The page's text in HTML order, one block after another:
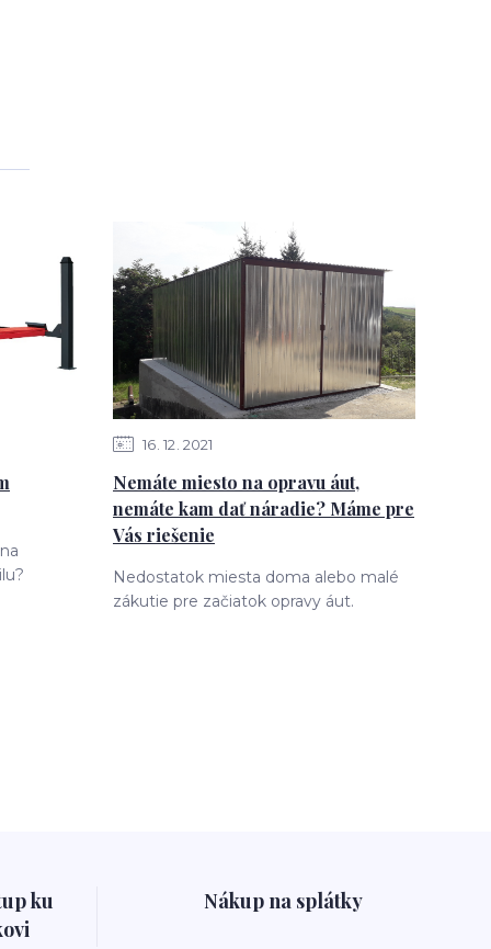
16 12 2021
Nemáte miesto na opravu áut,
nemáte kam dať náradie? Máme pre
Vás riešenie
Nedostatok miesta doma alebo malé
zákutie pre začiatok opravy áut.
ku
Nákup na splátky